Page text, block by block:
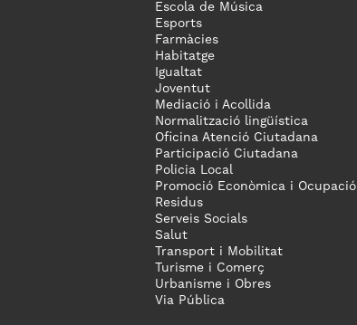
Escola de Música
Esports
Farmàcies
Habitatge
Igualtat
Joventut
Mediació i Acollida
Normalització lingüística
Oficina Atenció Ciutadana
Participació Ciutadana
Policia Local
Promoció Econòmica i Ocupació
Residus
Serveis Socials
Salut
Transport i Mobilitat
Turisme i Comerç
Urbanisme i Obres
Via Pública